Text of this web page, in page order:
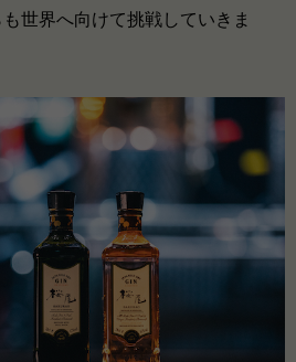
世界へ向けて挑戦していきま